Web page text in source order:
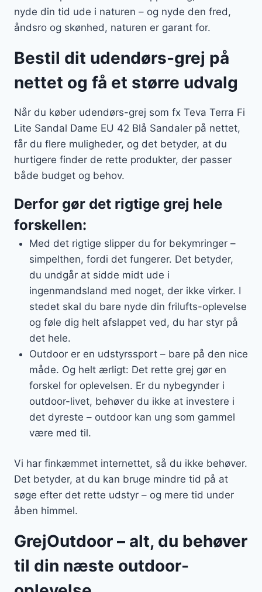
nyde din tid ude i naturen – og nyde den fred,
åndsro og skønhed, naturen er garant for.
Bestil dit udendørs-grej på
nettet og få et større udvalg
Når du køber udendørs-grej som fx Teva Terra Fi
Lite Sandal Dame EU 42 Blå Sandaler på nettet,
får du flere muligheder, og det betyder, at du
hurtigere finder de rette produkter, der passer
både budget og behov.
Derfor gør det rigtige grej hele
forskellen:
Med det rigtige slipper du for bekymringer –
simpelthen, fordi det fungerer. Det betyder,
du undgår at sidde midt ude i
ingenmandsland med noget, der ikke virker. I
stedet skal du bare nyde din frilufts-oplevelse
og føle dig helt afslappet ved, du har styr på
det hele.
Outdoor er en udstyrssport – bare på den nice
måde. Og helt ærligt: Det rette grej gør en
forskel for oplevelsen. Er du nybegynder i
outdoor-livet, behøver du ikke at investere i
det dyreste – outdoor kan ung som gammel
være med til.
Vi har finkæmmet internettet, så du ikke behøver.
Det betyder, at du kan bruge mindre tid på at
søge efter det rette udstyr – og mere tid under
åben himmel.
GrejOutdoor – alt, du behøver
til din næste outdoor-